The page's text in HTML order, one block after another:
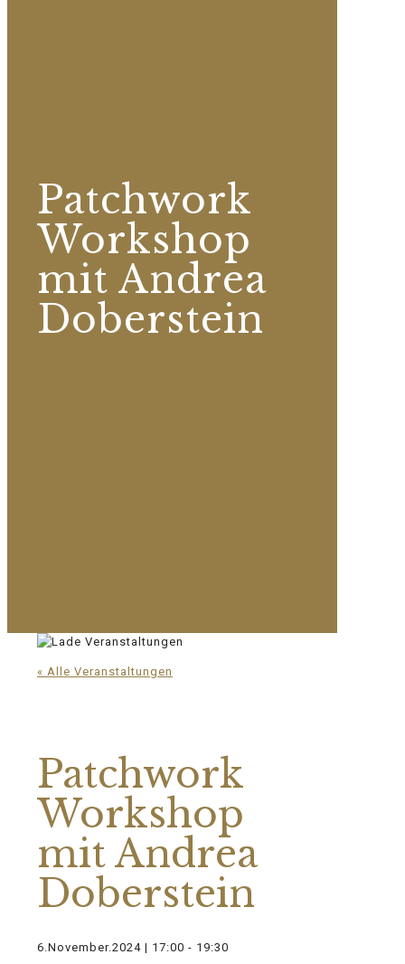
Patchwork
Workshop
mit Andrea
Doberstein
« Alle Veranstaltungen
Patchwork
Workshop
mit Andrea
Doberstein
6.November.2024 | 17:00 - 19:30